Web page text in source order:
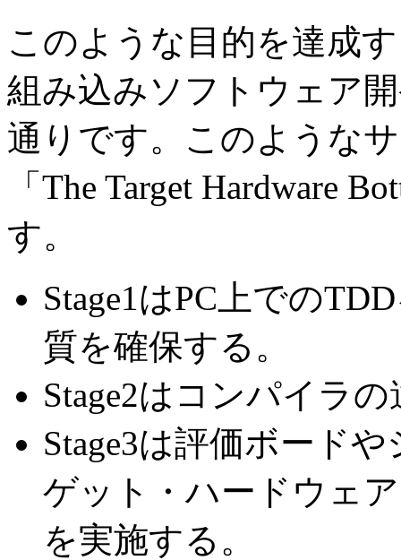
このような目的を達成
組み込みソフトウェア
通りです。このような
「The Target Hardware
す。
Stage1はPC上での
質を確保する。
Stage2はコンパイラ
Stage3は評価ボード
ゲット・ハードウェ
を実施する。